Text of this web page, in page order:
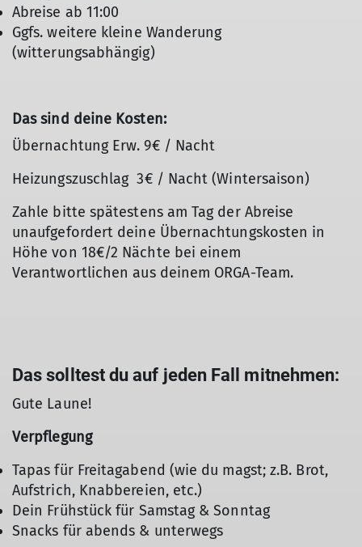
Abreise ab 11:00
Ggfs. weitere kleine Wanderung
(witterungsabhängig)
Das sind deine Kosten:
Übernachtung Erw. 9€ / Nacht
Heizungszuschlag 3€ / Nacht (Wintersaison)
Zahle bitte spätestens am Tag der Abreise
unaufgefordert deine Übernachtungskosten in
Höhe von 18€/2 Nächte bei einem
Verantwortlichen aus deinem ORGA-Team.
Das solltest du auf jeden Fall mitnehmen:
Gute Laune!
Verpflegung
Tapas für Freitagabend (wie du magst; z.B. Brot,
Aufstrich, Knabbereien, etc.)
Dein Frühstück für Samstag & Sonntag
Snacks für abends & unterwegs